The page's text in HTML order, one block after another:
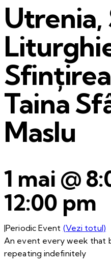
Utrenia,
Taina
Maslu
1 mai @
12:00 pm
|Periodic Event (Vezi totul)
An event every week that
repeating indefinitely